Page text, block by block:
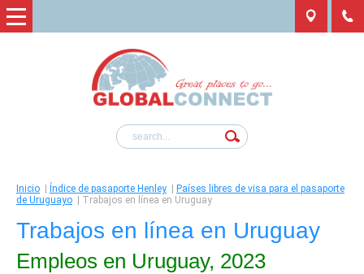
Inicio Índice de pasaporte Henley
Países libres de visa para el pasaporte
de Uruguayo
Trabajos en línea en Uruguay
Trabajos en línea en Uruguay
Empleos en Uruguay, 2023